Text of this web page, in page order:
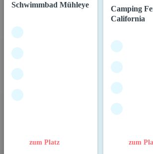
Schwimmbad Mühleye
zum Platz
Camping
California
zum